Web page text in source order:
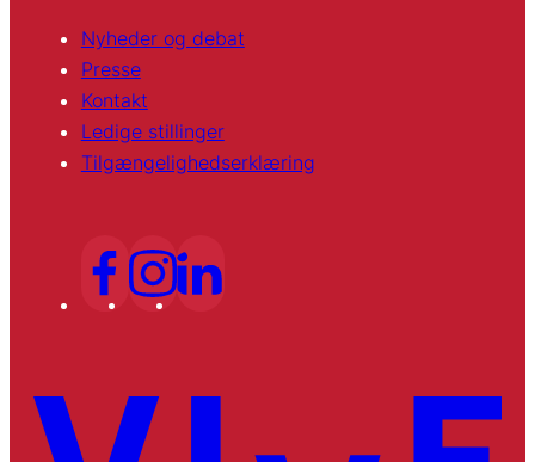
Nyheder og debat
Presse
Kontakt
Ledige stillinger
Tilgængelighedserklæring